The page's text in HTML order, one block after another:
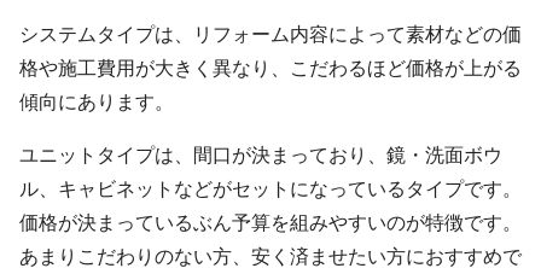
システムタイプは、リフォーム内容によって素材などの価
格や施工費用が大きく異なり、こだわるほど価格が上がる
傾向にあります。
ユニットタイプは、間口が決まっており、鏡・洗面ボウ
ル、キャビネットなどがセットになっているタイプです。
価格が決まっているぶん予算を組みやすいのが特徴です。
あまりこだわりのない方、安く済ませたい方におすすめで